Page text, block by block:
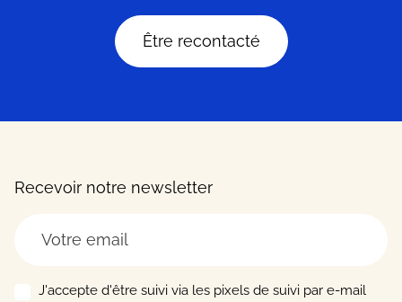
Être recontacté
Recevoir notre newsletter
J'accepte d'être suivi via les pixels de suivi par e-mail